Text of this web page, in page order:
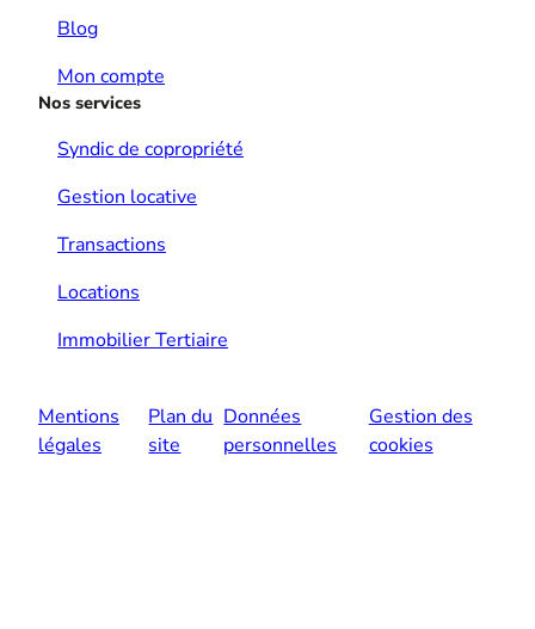
Blog
Mon compte
Nos services
Syndic de copropriété
Gestion locative
Transactions
Locations
Immobilier Tertiaire
Mentions
légales
Plan du
site
Données
personnelles
Gestion des
cookies